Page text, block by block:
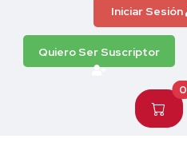
Iniciar Sesión
Quiero Ser Suscriptor
0